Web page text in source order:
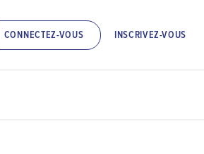
CONNECTEZ-VOUS INSCRIVEZ-VOUS